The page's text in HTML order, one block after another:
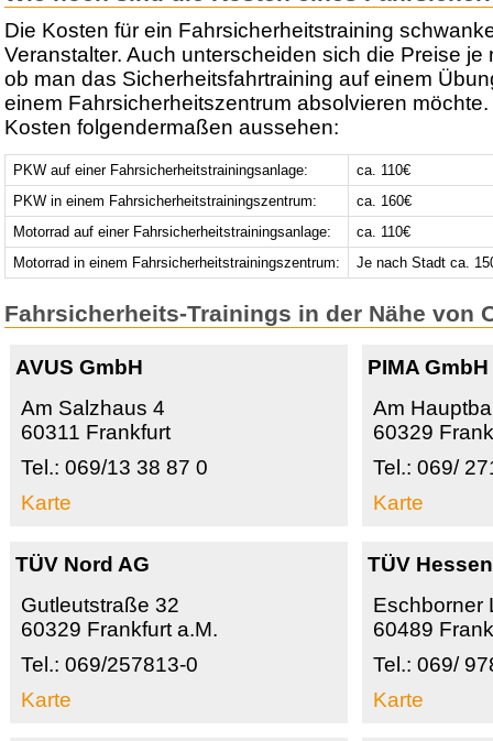
Die Kosten für ein Fahrsicherheitstraining
Veranstalter. Auch unterscheiden sich die Preise
ob man das Sicherheitsfahrtraining auf einem
einem Fahrsicherheitszentrum absolvieren
Kosten folgendermaßen aussehen:
PKW auf einer Fahrsicherheitstrainingsanlage:
ca. 110€
PKW in einem Fahrsicherheitstrainingszentrum:
ca. 160€
Motorrad auf einer Fahrsicherheitstrainingsanlage:
ca. 110€
Motorrad in einem Fahrsicherheitstrainingszentrum:
Je nach Stadt ca.
Fahrsicherheits-Trainings in der Nähe von
AVUS GmbH
Am Salzhaus 4
60311 Frankfurt
Tel.: 069/13 38 87 0
Karte
PIMA GmbH
Am
60329
Tel.: 069/
Karte
TÜV Nord AG
Gutleutstraße 32
60329 Frankfurt a.M.
Tel.: 069/257813-0
Karte
TÜV Hessen
Eschborner
60489
Tel.: 069/
Karte